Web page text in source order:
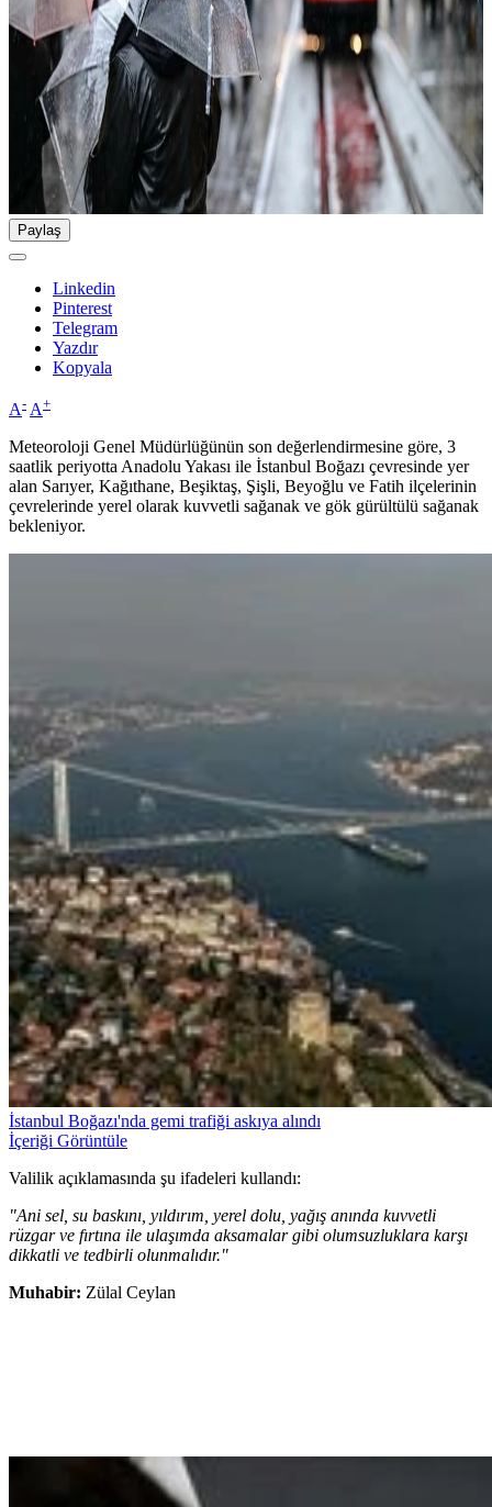
Paylaş
Linkedin
Pinterest
Telegram
Yazdır
Kopyala
A- A+
Meteoroloji Genel Müdürlüğünün son değerlendirmesine göre, 3
saatlik periyotta Anadolu Yakası ile İstanbul Boğazı çevresinde yer
alan Sarıyer, Kağıthane, Beşiktaş, Şişli, Beyoğlu ve Fatih ilçelerinin
çevrelerinde yerel olarak kuvvetli sağanak ve gök gürültülü sağanak
bekleniyor.
İstanbul Boğazı'nda gemi trafiği askıya alındı
İçeriği Görüntüle
Valilik açıklamasında şu ifadeleri kullandı:
"Ani sel, su baskını, yıldırım, yerel dolu, yağış anında kuvvetli
rüzgar ve fırtına ile ulaşımda aksamalar gibi olumsuzluklara karşı
dikkatli ve tedbirli olunmalıdır."
Muhabir: Zülal Ceylan